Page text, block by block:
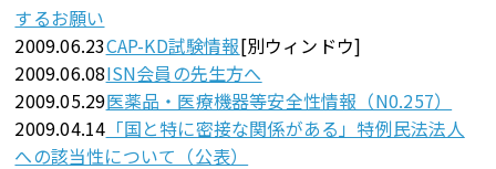
するお願い
2009.06.23CAP-KD試験情報[別ウィンドウ]
2009.06.08ISN会員の先生方へ
2009.05.29医薬品・医療機器等安全性情報（N0.257）
2009.04.14 「国と特に密接な関係がある」特例民法法人
への該当性について（公表）